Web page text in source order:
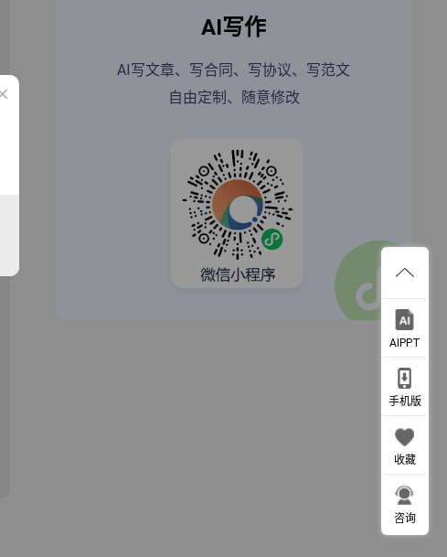
AI写作
AI写文章、写合同、写协议、写范文
自由定制、随意修改
AIPPT
手机版
收藏
咨询